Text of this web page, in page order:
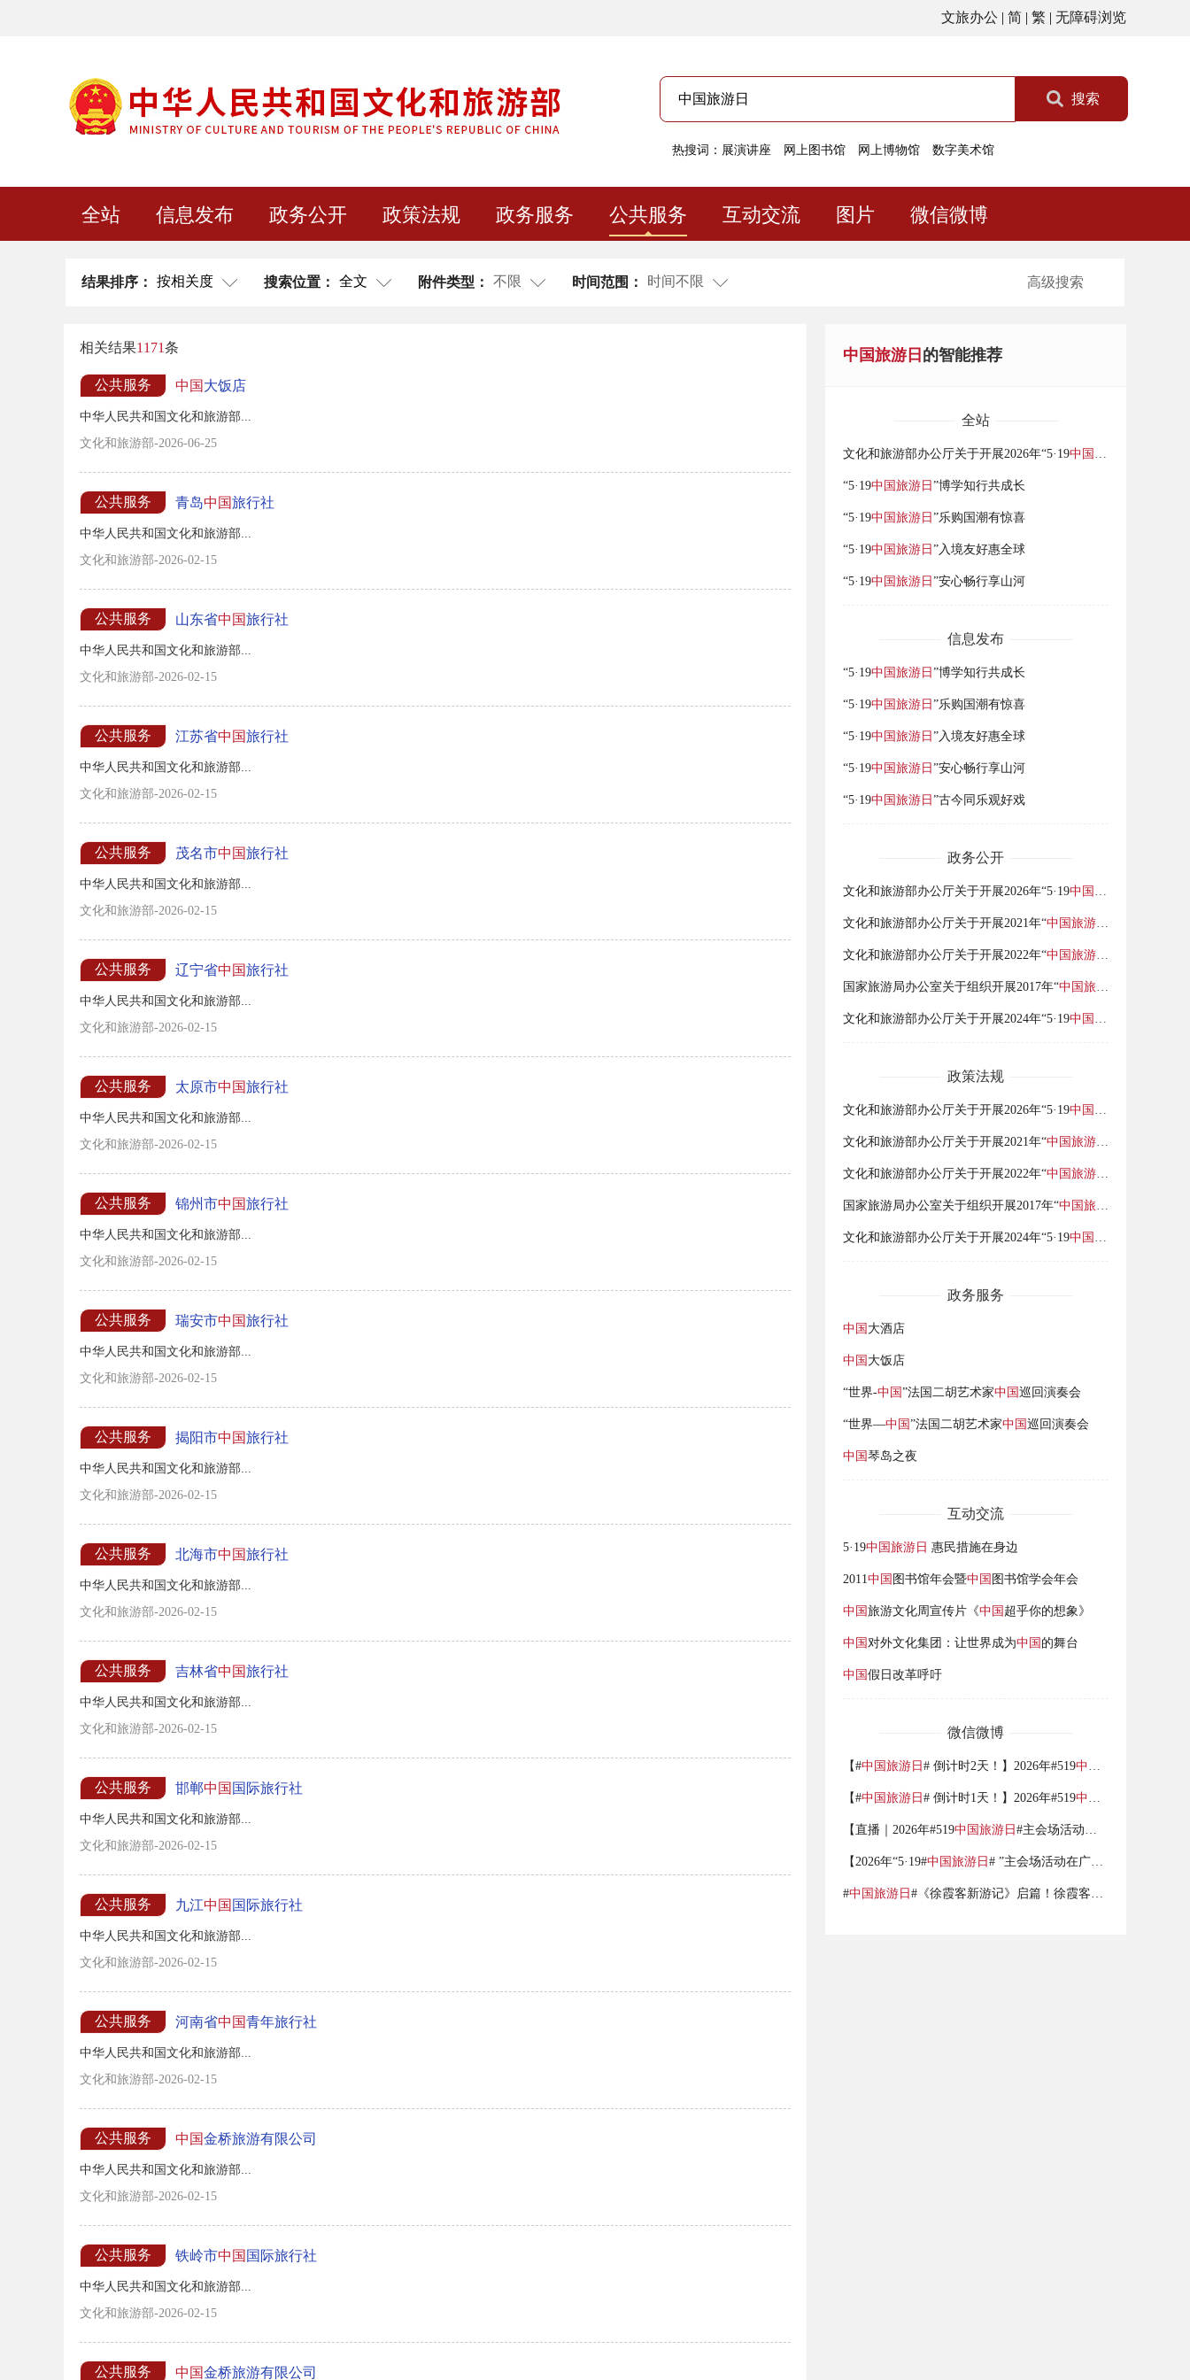
文旅办公 | 简 | 繁 | 无障碍浏览
搜索
热搜词： 展演讲座 网上图书馆 网上博物馆 数字美术馆
全站 信息发布 政务公开 政策法规 政务服务 公共服务 互动交流 图片 微信微博
结果排序： 按相关度 搜索位置： 全文 附件类型： 不限 时间范围： 时间不限 高级搜索
相关结果1171条
公共服务 中国 大饭店
中华人民共和国文化和旅游部...
文化和旅游部-2026-06-25
公共服务 青岛中国旅行社
中华人民共和国文化和旅游部...
文化和旅游部-2026-02-15
公共服务 山东省中国旅行社
中华人民共和国文化和旅游部...
文化和旅游部-2026-02-15
公共服务 江苏省中国旅行社
中华人民共和国文化和旅游部...
文化和旅游部-2026-02-15
公共服务 茂名市中国旅行社
中华人民共和国文化和旅游部...
文化和旅游部-2026-02-15
公共服务 辽宁省中国旅行社
中华人民共和国文化和旅游部...
文化和旅游部-2026-02-15
公共服务 太原市中国旅行社
中华人民共和国文化和旅游部...
文化和旅游部-2026-02-15
公共服务 锦州市中国旅行社
中华人民共和国文化和旅游部...
文化和旅游部-2026-02-15
公共服务 瑞安市中国旅行社
中华人民共和国文化和旅游部...
文化和旅游部-2026-02-15
公共服务 揭阳市中国旅行社
中华人民共和国文化和旅游部...
文化和旅游部-2026-02-15
公共服务 北海市中国旅行社
中华人民共和国文化和旅游部...
文化和旅游部-2026-02-15
公共服务 吉林省中国旅行社
中华人民共和国文化和旅游部...
文化和旅游部-2026-02-15
公共服务 邯郸中国 国际旅行社
中华人民共和国文化和旅游部...
文化和旅游部-2026-02-15
公共服务 九江中国 国际旅行社
中华人民共和国文化和旅游部...
文化和旅游部-2026-02-15
公共服务 河南省中国青年旅行社
中华人民共和国文化和旅游部...
文化和旅游部-2026-02-15
公共服务 中国金桥旅游有限公司
中华人民共和国文化和旅游部...
文化和旅游部-2026-02-15
公共服务 铁岭市中国 国际旅行社
中华人民共和国文化和旅游部...
文化和旅游部-2026-02-15
公共服务 中国金桥旅游有限公司
中国旅游日 的智能推荐
全站
文化和旅游部办公厅关于开展2026年“5·19中国旅游日
“5·19中国旅游日 ”博学知行共成长
“5·19中国旅游日 ”乐购国潮有惊喜
“5·19中国旅游日 ”入境友好惠全球
“5·19中国旅游日 ”安心畅行享山河
信息发布
“5·19中国旅游日 ”博学知行共成长
“5·19中国旅游日 ”乐购国潮有惊喜
“5·19中国旅游日 ”入境友好惠全球
“5·19中国旅游日 ”安心畅行享山河
“5·19中国旅游日 ”古今同乐观好戏
政务公开
文化和旅游部办公厅关于开展2026年“5·19中国旅游日
文化和旅游部办公厅关于开展2021年“中国旅游日
文化和旅游部办公厅关于开展2022年“中国旅游日
国家旅游局办公室关于组织开展2017年“中国旅游日
文化和旅游部办公厅关于开展2024年“5·19中国旅游日
政策法规
文化和旅游部办公厅关于开展2026年“5·19中国旅游日
文化和旅游部办公厅关于开展2021年“中国旅游日
文化和旅游部办公厅关于开展2022年“中国旅游日
国家旅游局办公室关于组织开展2017年“中国旅游日
文化和旅游部办公厅关于开展2024年“5·19中国旅游日
政务服务
中国 大酒店
中国 大饭店
“世界-中国 ”法国二胡艺术家中国 巡回演奏会
“世界—中国 ”法国二胡艺术家中国 巡回演奏会
中国 琴岛之夜
互动交流
5·19中国旅游日 惠民措施在身边
2011中国 图书馆年会暨中国 图书馆学会年会
中国 旅游文化周宣传片《中国 超乎你的想象》
中国 对外文化集团：让世界成为中国 的舞台
中国 假日改革呼吁
微信微博
【#中国旅游日 # 倒计时2天！】2026年#519中国旅游日
【#中国旅游日 # 倒计时1天！】2026年#519中国旅游日
【直播｜2026年#519中国旅游日 #主会场活动启动仪式】5月19日晚，2026年“5·19#
【2026年“5·19#中国旅游日 # ”主会场活动在广东广州举行】5月19日，2026年“5·19
#中国旅游日 #《徐霞客新游记》启篇！徐霞客穿越重游华夏，乐享品质旅游 ，共赴美好山河！#519